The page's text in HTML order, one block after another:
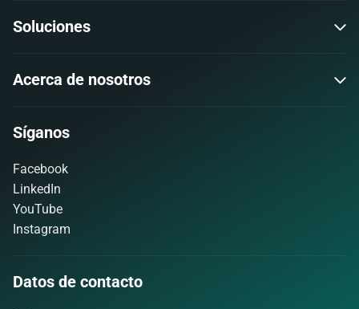
Soluciones
Acerca de nosotros
Síganos
Facebook
LinkedIn
YouTube
Instagram
Datos de contacto